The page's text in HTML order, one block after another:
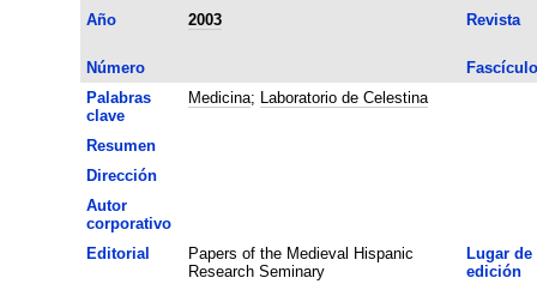
Año
2003 Revista
Número
Fascículo
Palabras
clave
Medicina; Laboratorio de Celestina
Resumen
Dirección
Autor
corporativo
Editorial
Papers of the Medieval Hispanic
Research Seminary
Lugar de
edición